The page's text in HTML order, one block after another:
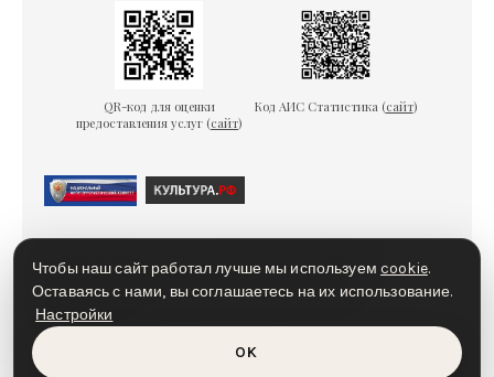
QR-код для оценки
предоставления услуг (сайт)
Код АИС Статистика (сайт)
Гарантии безопасности
Пользовательское соглашение
Политика конфиденциальности
Политика cookies
Доступная среда
Чтобы наш сайт работал лучше мы используемcookie.
Оставаясь с нами, вы соглашаетесь на их использование.
Настройки
OK